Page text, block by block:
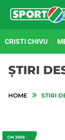
CRISTI CHIVU
ȘTIRI
HOME STIRI
CM 2026